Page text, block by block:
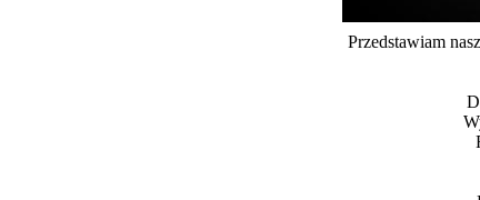
Przedstawiam